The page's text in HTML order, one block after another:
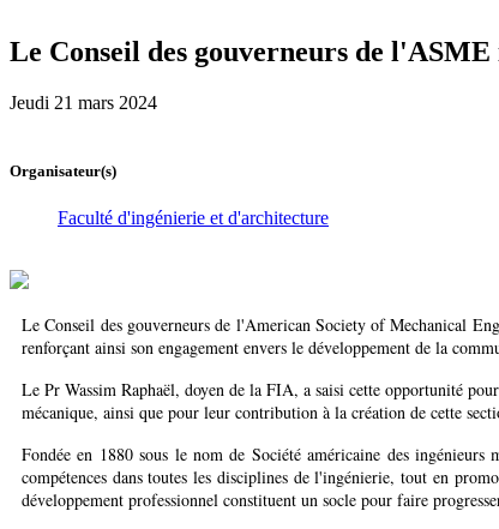
Le Conseil des gouverneurs de
Jeudi 21 mars 2024
Organisateur(s)
Faculté d'ingénierie et d'architecture
Le Conseil des gouverneurs de l'American Society of Mechanical
renforçant ainsi son engagement envers le développement de la
Le Pr Wassim Raphaël, doyen de la FIA, a saisi cette opportunité
mécanique, ainsi que pour leur contribution à la création de cette
Fondée en 1880 sous le nom de Société américaine des
compétences dans toutes les disciplines de l'ingénierie, tout en
développement professionnel constituent un socle pour faire